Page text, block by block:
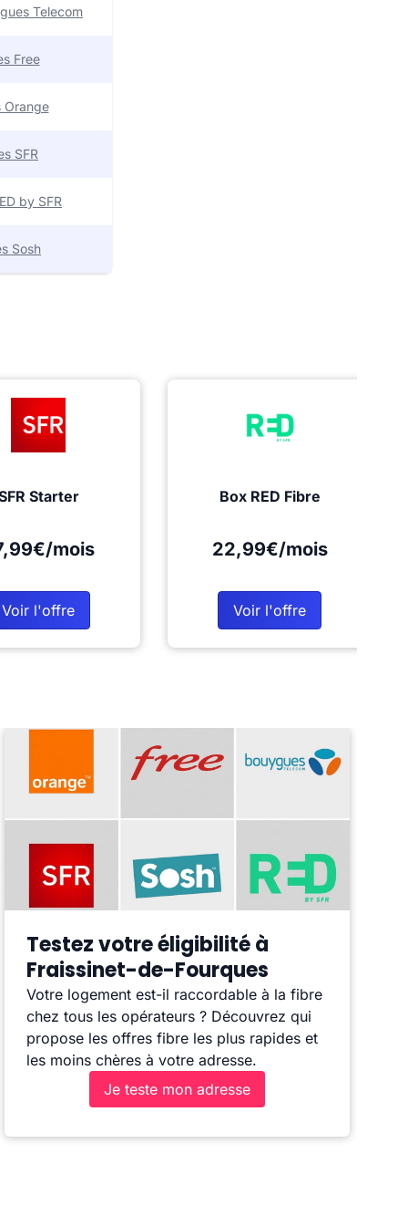
Telecom
Free
Orange
SFR
by SFR
Sosh
Starter
mois
Voir l'offre
Box RED Fibre
22,99€/mois
Voir l'offre
Testez votre éligibilité à
Fraissinet-de-Fourques
Votre logement est-il raccordable à la fibre
chez tous les opérateurs ? Découvrez qui
propose les offres fibre les plus rapides et
les moins chères à votre adresse.
Je teste mon adresse